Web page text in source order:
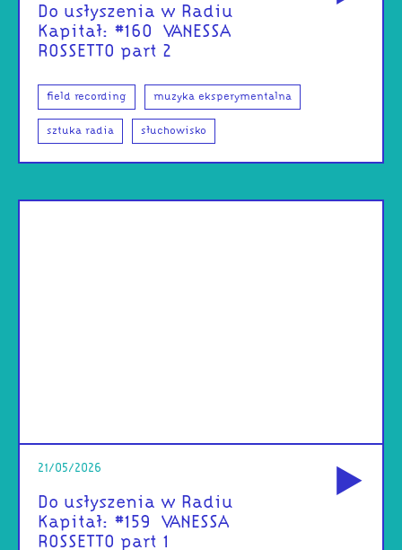
Do usłyszenia w Radiu
Kapitał: #160 | VANESSA
ROSSETTO part 2
field recording muzyka eksperymentalna
sztuka radia słuchowisko
21/05/2026
Do usłyszenia w Radiu
Kapitał: #159 | VANESSA
ROSSETTO part 1